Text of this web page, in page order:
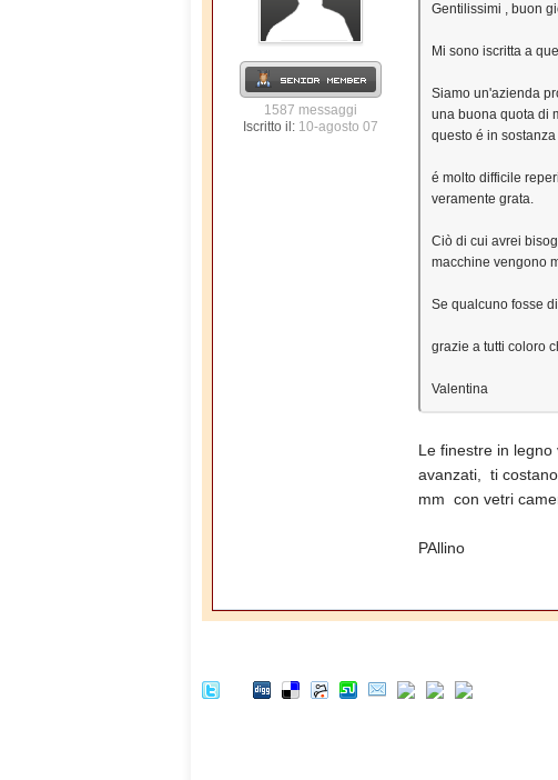
1587 messaggi
Iscritto il: 10-agosto 07
Gentilissimi , buon
Mi sono iscritta a
Siamo un'azienda
una buona quota di
questo é in
é molto difficile
veramente grata.
Ciò di cui avrei
macchine vengono
Se qualcuno fosse
grazie a tutti coloro
Valentina
Le finestre in
avanzati, ti
mm con vetri
PAllino